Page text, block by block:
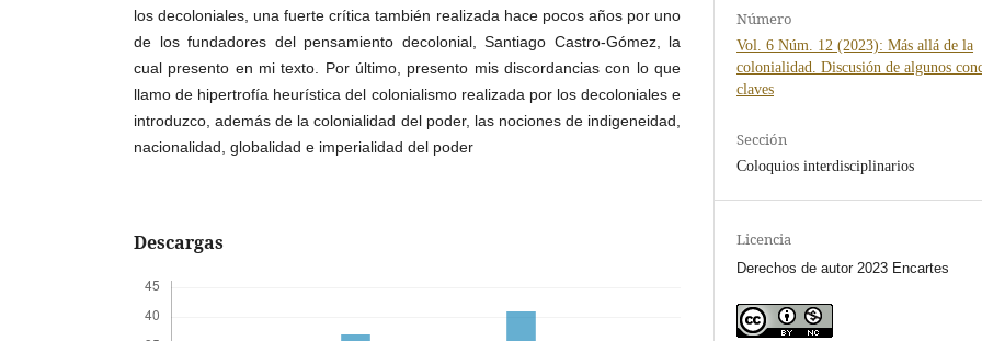
los decoloniales, una fuerte crítica también realizada hace pocos años por uno
de los fundadores del pensamiento decolonial, Santiago Castro-Gómez, la
cual presento en mi texto. Por último, presento mis discordancias con lo que
llamo de hipertrofía heurística del colonialismo realizada por los decoloniales e
introduzco, además de la colonialidad del poder, las nociones de indigeneidad,
nacionalidad, globalidad e imperialidad del poder
Descargas
Número
Vol. 6 Núm. 12 (2023): Más allá de la
colonialidad. Discusión de algunos
claves
Sección
Coloquios interdisciplinarios
Licencia
Derechos de autor 2023 Encartes